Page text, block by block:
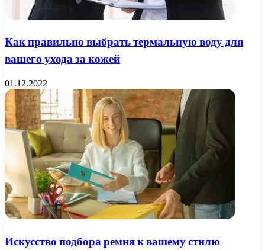
Как правильно выбрать термальную воду для
вашего ухода за кожей
01.12.2022
Искусство подбора ремня к вашему стилю